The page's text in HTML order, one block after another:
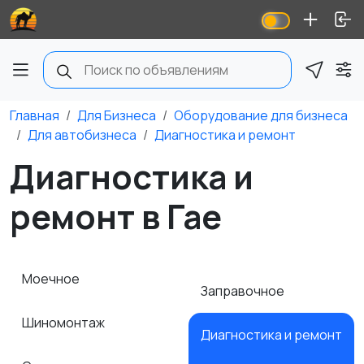
Главная Для Бизнеса
Оборудование для бизнеса
Для автобизнеса
Диагностика и ремонт
Диагностика и
ремонт в Гае
Моечное
Шиномонтаж
Заправочное
Диагностика и ремонт